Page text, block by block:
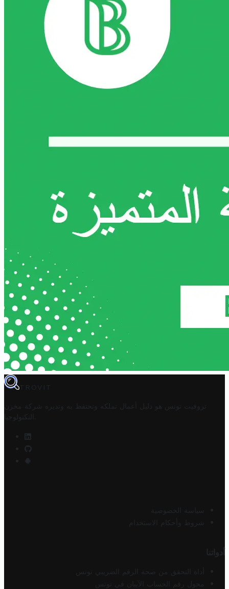
TROVIT
تروفيت تونس هو دليل أعمال تملكه وتحتفظ به وتديره
شركة مخزن
التكنولوجيا
سياسة الخصوصية
شروط وأحكام الاستخدام
أدواتنا
أداة التحقق من صحة الرقم الضريبي تونس
محول رقم الحساب الآيبان في تونس